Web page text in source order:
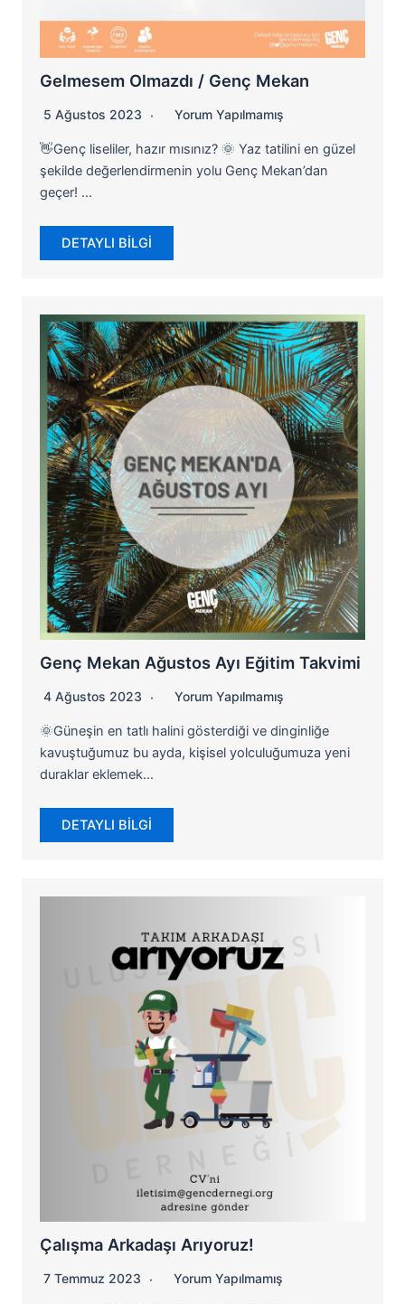
Gelmesem Olmazdı / Genç Mekan
5 Ağustos 2023 Yorum Yapılmamış
👋Genç liseliler, hazır mısınız? 🌞 Yaz tatilini en güzel
şekilde değerlendirmenin yolu Genç Mekan’dan
geçer! …
DETAYLI BİLGİ
Genç Mekan Ağustos Ayı Eğitim Takvimi
4 Ağustos 2023 Yorum Yapılmamış
🌞Güneşin en tatlı halini gösterdiği ve dinginliğe
kavuştuğumuz bu ayda, kişisel yolculuğumuza yeni
duraklar eklemek…
DETAYLI BİLGİ
Çalışma Arkadaşı Arıyoruz!
7 Temmuz 2023 Yorum Yapılmamış